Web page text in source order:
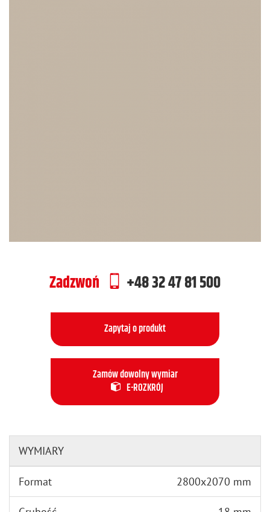
Zadzwoń +48 32 47 81 500
Zapytaj o produkt
Zamów dowolny wymiar
E-ROZKRÓJ
WYMIARY
Format 2800x2070 mm